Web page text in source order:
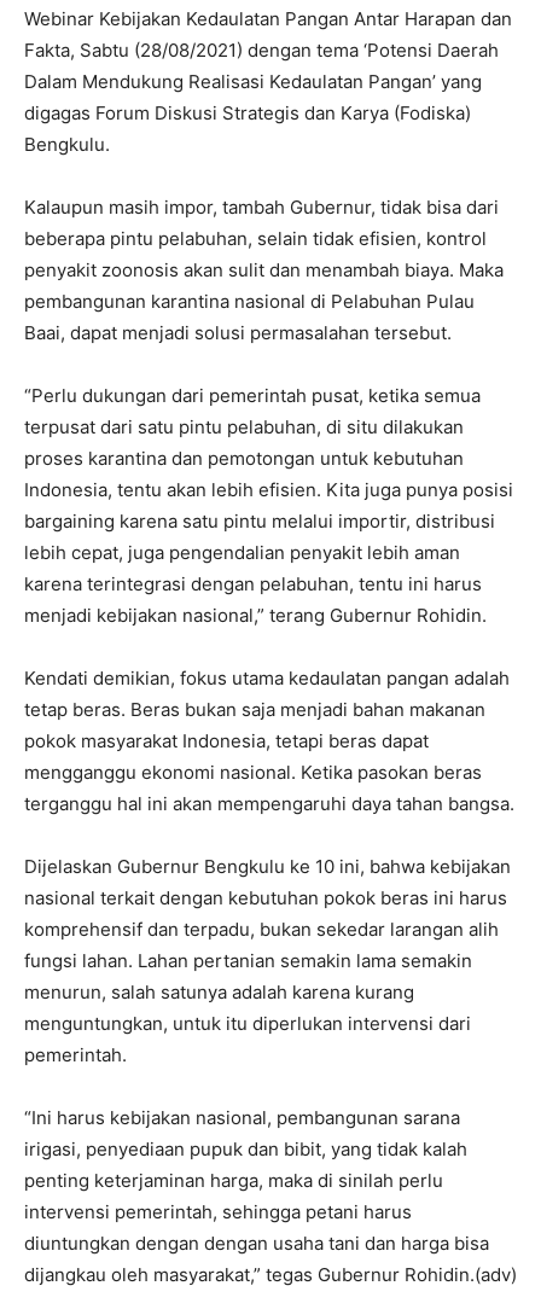
Webinar Kebijakan Kedaulatan Pangan Antar Harapan dan
Fakta, Sabtu (28/08/2021) dengan tema ‘Potensi Daerah
Dalam Mendukung Realisasi Kedaulatan Pangan’ yang
digagas Forum Diskusi Strategis dan Karya (Fodiska)
Bengkulu.
Kalaupun masih impor, tambah Gubernur, tidak bisa dari
beberapa pintu pelabuhan, selain tidak efisien, kontrol
penyakit zoonosis akan sulit dan menambah biaya. Maka
pembangunan karantina nasional di Pelabuhan Pulau
Baai, dapat menjadi solusi permasalahan tersebut.
“Perlu dukungan dari pemerintah pusat, ketika semua
terpusat dari satu pintu pelabuhan, di situ dilakukan
proses karantina dan pemotongan untuk kebutuhan
Indonesia, tentu akan lebih efisien. Kita juga punya posisi
bargaining karena satu pintu melalui importir, distribusi
lebih cepat, juga pengendalian penyakit lebih aman
karena terintegrasi dengan pelabuhan, tentu ini harus
menjadi kebijakan nasional,” terang Gubernur Rohidin.
Kendati demikian, fokus utama kedaulatan pangan adalah
tetap beras. Beras bukan saja menjadi bahan makanan
pokok masyarakat Indonesia, tetapi beras dapat
mengganggu ekonomi nasional. Ketika pasokan beras
terganggu hal ini akan mempengaruhi daya tahan bangsa.
Dijelaskan Gubernur Bengkulu ke 10 ini, bahwa kebijakan
nasional terkait dengan kebutuhan pokok beras ini harus
komprehensif dan terpadu, bukan sekedar larangan alih
fungsi lahan. Lahan pertanian semakin lama semakin
menurun, salah satunya adalah karena kurang
menguntungkan, untuk itu diperlukan intervensi dari
pemerintah.
“Ini harus kebijakan nasional, pembangunan sarana
irigasi, penyediaan pupuk dan bibit, yang tidak kalah
penting keterjaminan harga, maka di sinilah perlu
intervensi pemerintah, sehingga petani harus
diuntungkan dengan dengan usaha tani dan harga bisa
dijangkau oleh masyarakat,” tegas Gubernur Rohidin.(adv)